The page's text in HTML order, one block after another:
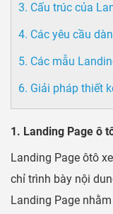
3. Cấu trúc của
4. Các yêu cầu
5. Các mẫu
6. Giải pháp thiết
1. Landing Page ô
Landing Page ôtô
chỉ trình bày nội
Landing Page